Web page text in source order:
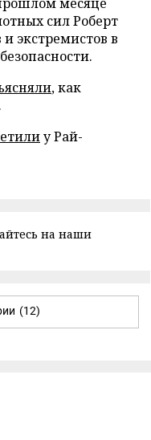
сил Роберт
экстремистов в
, как
у Рай-
на наши
(12)